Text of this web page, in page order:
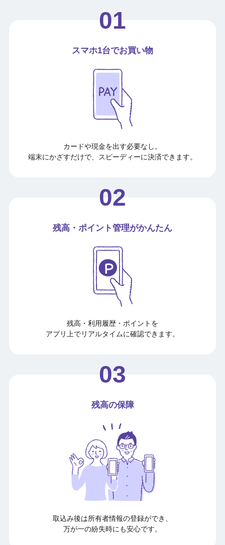
スマホ1台でお買い物
カードや現金を出す必要なし。
端末にかざすだけで、スピーディーに決済できます。
残高・ポイント管理がかんたん
残高・利用履歴・ポイントを
アプリ上でリアルタイムに確認できます。
残高の保障
取込み後は所有者情報の登録ができ、
万が一の紛失時にも安心です。